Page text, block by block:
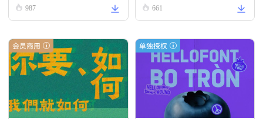
987
ll 661
会员商用 单独授权